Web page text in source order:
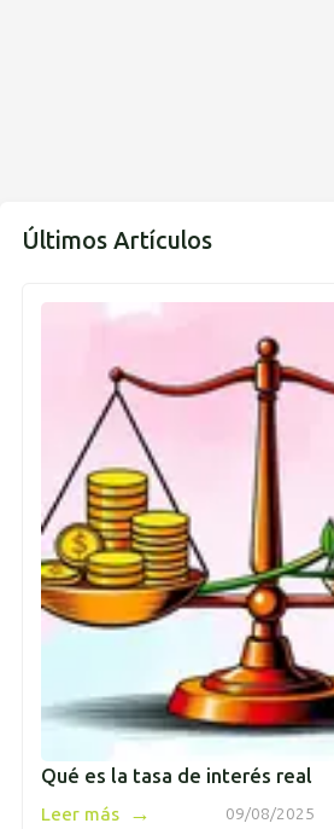
Últimos Artículos
Qué es la tasa de interés real
09/08/2025
Leer más →